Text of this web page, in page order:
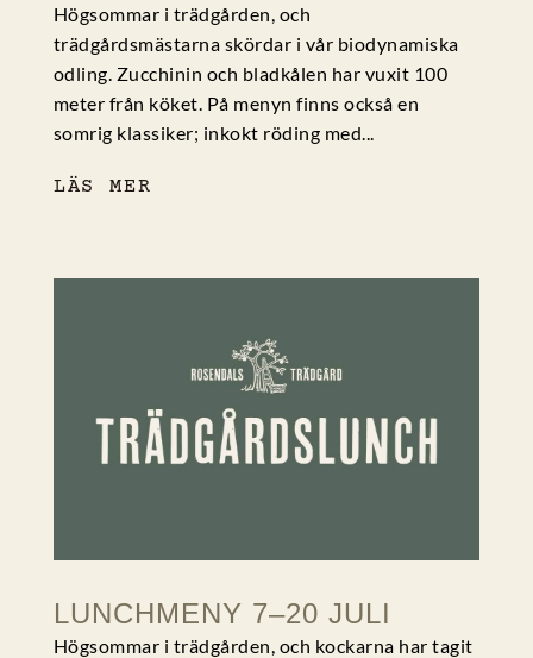
Högsommar i trädgården, och
trädgårdsmästarna skördar i vår biodynamiska
odling. Zucchinin och bladkålen har vuxit 100
meter från köket. På menyn finns också en
somrig klassiker; inkokt röding med...
LÄS MER
LUNCHMENY 7–20 JULI
Högsommar i trädgården, och kockarna har tagit